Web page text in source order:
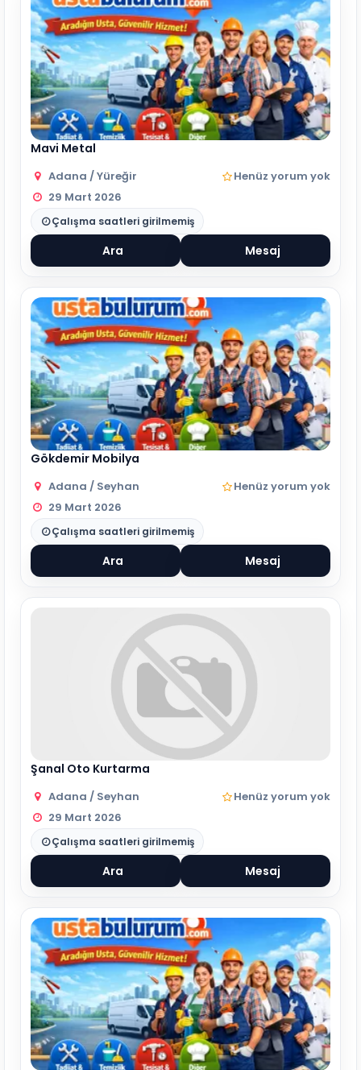
Mavi Metal
Adana / Yüreğir
Henüz yorum yok
29 Mart 2026
Çalışma saatleri girilmemiş
Ara Mesaj
Gökdemir Mobilya
Adana / Seyhan
Henüz yorum yok
29 Mart 2026
Çalışma saatleri girilmemiş
Ara Mesaj
Şanal Oto Kurtarma
Adana / Seyhan
Henüz yorum yok
29 Mart 2026
Çalışma saatleri girilmemiş
Ara Mesaj